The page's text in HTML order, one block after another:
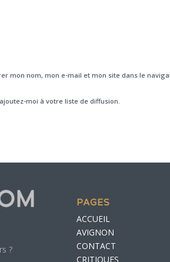
mon nom, mon e-mail et mon site dans le
moi à votre liste de diffusion.
?
PAGES
ACCUEIL
AVIGNON
CONTACT
CRITIQUES